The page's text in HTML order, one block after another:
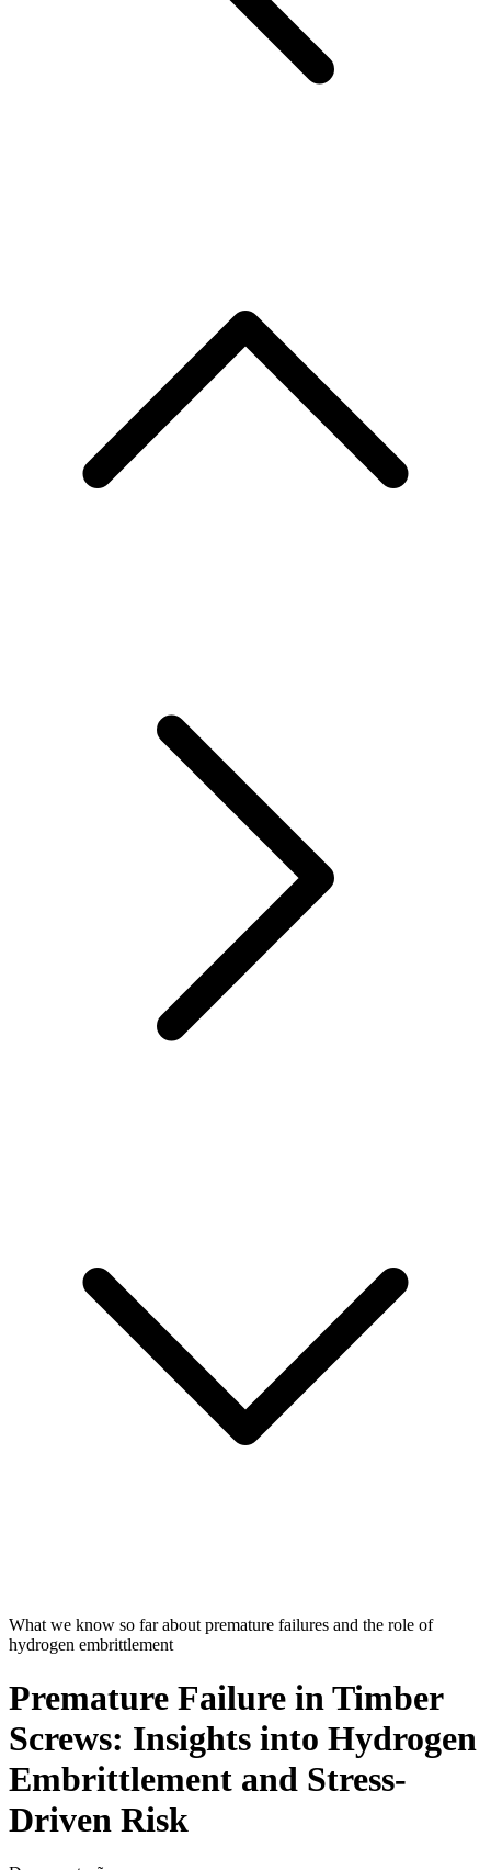
What we know so far about premature failures and the role of
hydrogen embrittlement
Premature Failure in Timber
Screws: Insights into Hydrogen
Embrittlement and Stress-
Driven Risk